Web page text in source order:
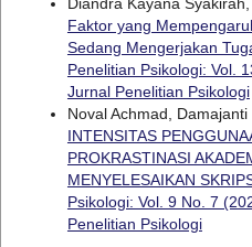
Diandra Kayana
Faktor yang
Sedang Mengerjakan
Penelitian Psikologi: Vol.
Jurnal Penelitian Psikologi
Noval Achmad,
INTENSITAS
PROKRASTINASI
MENYELESAIKAN
Psikologi: Vol. 9 No. 7
Penelitian Psikologi